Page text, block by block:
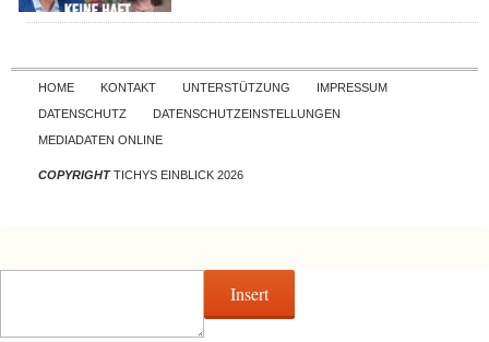
Skip to content
HOME KONTAKT UNTERSTÜTZUNG
IMPRESSUM
DATENSCHUTZ
DATENSCHUTZEINSTELLUNGEN
MEDIADATEN ONLINE
COPYRIGHTTICHYS EINBLICK 2026
Insert